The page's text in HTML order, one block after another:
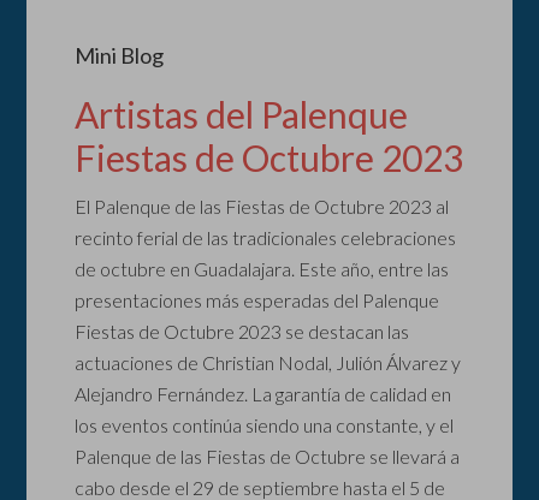
Mini Blog
Artistas del Palenque
Fiestas de Octubre 2023
El Palenque de las Fiestas de Octubre 2023 al
recinto ferial de las tradicionales celebraciones
de octubre en Guadalajara. Este año, entre las
presentaciones más esperadas del Palenque
Fiestas de Octubre 2023 se destacan las
actuaciones de Christian Nodal, Julión Álvarez y
Alejandro Fernández. La garantía de calidad en
los eventos continúa siendo una constante, y el
Palenque de las Fiestas de Octubre se llevará a
cabo desde el 29 de septiembre hasta el 5 de